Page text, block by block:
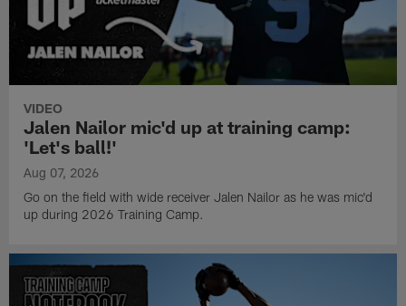
VIDEO
Jalen Nailor mic'd up at training camp:
'Let's ball!'
Aug 07, 2026
Go on the field with wide receiver Jalen Nailor as he was mic'd
up during 2026 Training Camp.